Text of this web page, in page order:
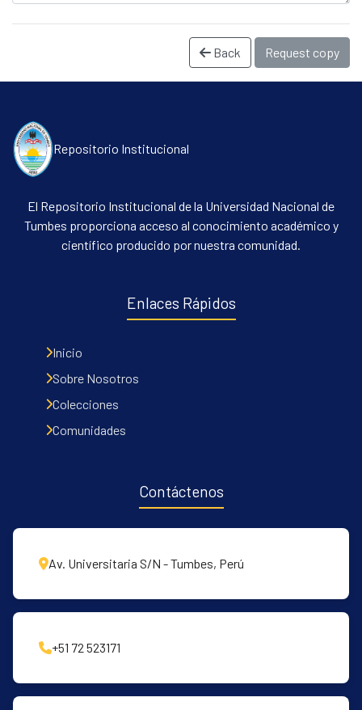
All of DSpace
Statistics
Back Request copy
Repositorio Institucional
El Repositorio Institucional de la Universidad Nacional de
Tumbes proporciona acceso al conocimiento académico y
científico producido por nuestra comunidad.
Enlaces Rápidos
Inicio
Sobre Nosotros
Colecciones
Comunidades
Contáctenos
Av. Universitaria S/N - Tumbes, Perú
+51 72 523171